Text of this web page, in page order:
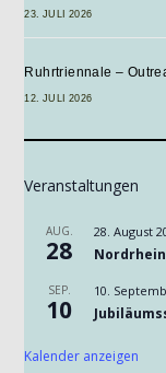
23. JULI 2026
Ruhrtriennale –
12. JULI 2026
Veranstaltungen
AUG.
28
28. August
SEP.
10
10.
Kalender anzeigen